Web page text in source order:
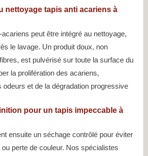
nettoyage tapis anti acariens à
peut être intégré au nettoyage,
le lavage. Un produit doux, non
est pulvérisé sur toute la surface du
la prolifération des acariens,
odeurs et de la dégradation progressive
pour un tapis impeccable à
ensuite un séchage contrôlé pour éviter
perte de couleur. Nos spécialistes